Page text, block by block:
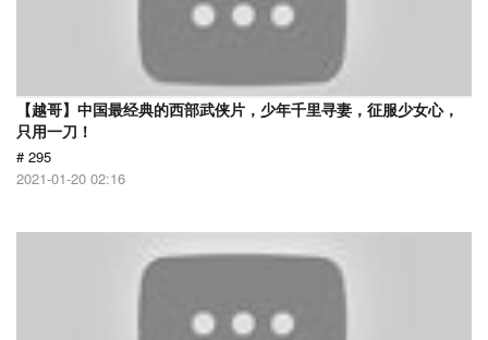
【越哥】中国最经典的西部武侠片，少年千里寻妻，征服少女心，
只用一刀！
# 295
2021-01-20 02:16